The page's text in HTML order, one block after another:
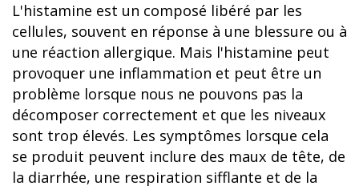
L'histamine est un composé libéré par les
cellules, souvent en réponse à une blessure ou à
une réaction allergique. Mais l'histamine peut
provoquer une inflammation et peut être un
problème lorsque nous ne pouvons pas la
décomposer correctement et que les niveaux
sont trop élevés. Les symptômes lorsque cela
se produit peuvent inclure des maux de tête, de
la diarrhée, une respiration sifflante et de la